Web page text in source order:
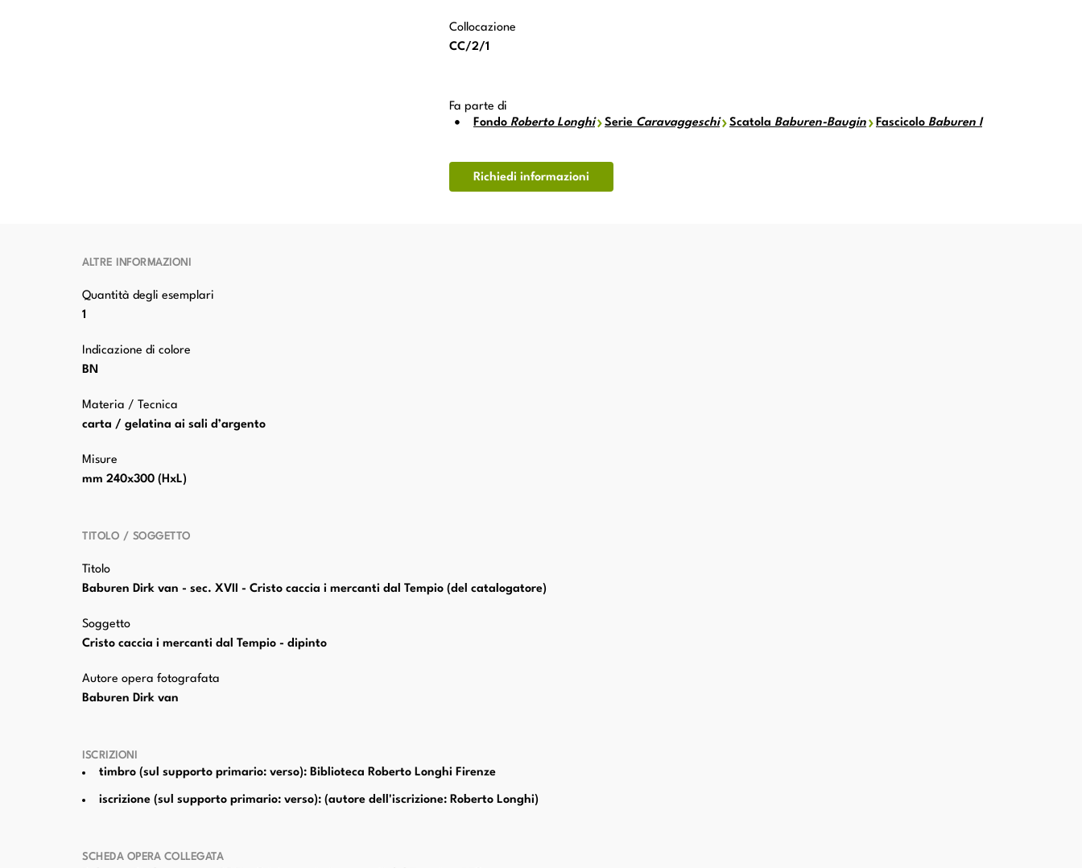
Collocazione
CC/2/1
Fa parte di
Fondo Roberto Longhi Serie Caravaggeschi Scatola Baburen-Baugin Fascicolo Baburen I
Richiedi informazioni
ALTRE INFORMAZIONI
Quantità degli esemplari
1
Indicazione di colore
BN
Materia / Tecnica
carta / gelatina ai sali d’argento
Misure
mm 240x300 (HxL)
TITOLO / SOGGETTO
Titolo
Baburen Dirk van - sec. XVII - Cristo caccia i mercanti dal Tempio (del catalogatore)
Soggetto
Cristo caccia i mercanti dal Tempio - dipinto
Autore opera fotografata
Baburen Dirk van
ISCRIZIONI
timbro (sul supporto primario: verso): Biblioteca Roberto Longhi Firenze
iscrizione (sul supporto primario: verso): (autore dell'iscrizione: Roberto Longhi)
SCHEDA OPERA COLLEGATA